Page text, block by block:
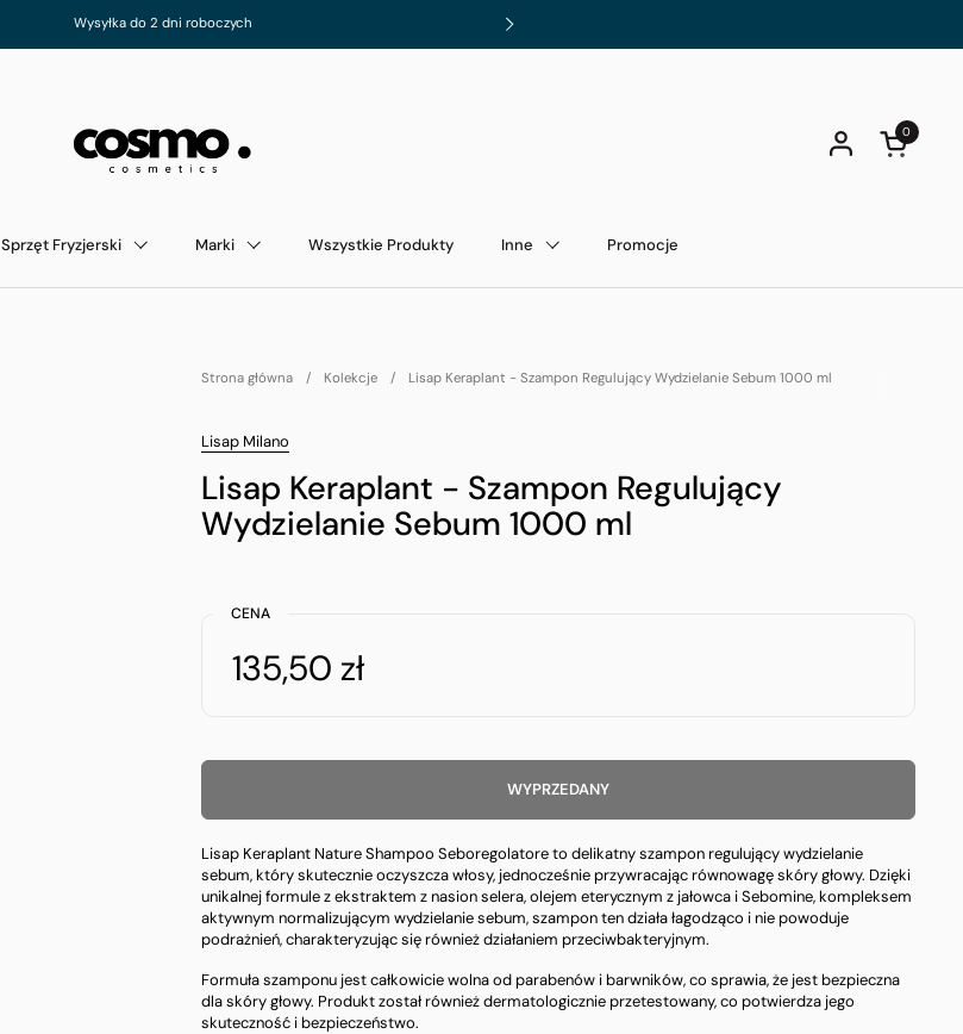
Wysyłka do 2 dni roboczych Dalej
Otwórz
0
Sprzęt Fryzjerski Marki Wszystkie Produkty Inne Promocje
Strona główna / Kolekcje / Lisap Keraplant - Szampon Regulujący Wydzielanie Sebum 1000 ml
Lisap Milano
Lisap Keraplant - Szampon Regulujący
Wydzielanie Sebum 1000 ml
CENA
135,50 zł
WYPRZEDANY
Lisap Keraplant Nature Shampoo Seboregolatore to delikatny szampon regulujący wydzielanie
sebum, który skutecznie oczyszcza włosy, jednocześnie przywracając równowagę skóry głowy. Dzięki
unikalnej formule z ekstraktem z nasion selera, olejem eterycznym z jałowca i Sebomine, kompleksem
aktywnym normalizującym wydzielanie sebum, szampon ten działa łagodząco i nie powoduje
podrażnień, charakteryzując się również działaniem przeciwbakteryjnym.
Formuła szamponu jest całkowicie wolna od parabenów i barwników, co sprawia, że jest bezpieczna
dla skóry głowy. Produkt został również dermatologicznie przetestowany, co potwierdza jego
skuteczność i bezpieczeństwo.